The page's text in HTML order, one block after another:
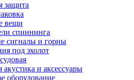
защита
вещи
спиннинга
сигналы и горны
под эхолот
акустика и аксессуары
оборудование